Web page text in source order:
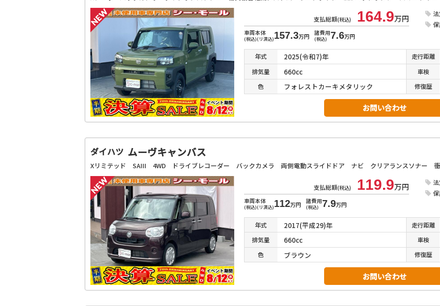
支払総額(税込) 164.9万円
車両本体
(税込)(リ済込)157.3万円 諸費用
(税込) 7.6万円
年式 2025(令和7)年 走行距離
排気量 660cc
車検
色
フォレストカーキメタリック 修復歴
お問い合わせ
ダイハツ ムーヴキャンバス
支払総額(税込) 119.9万円
車両本体
(税込)(リ済込)112万円 諸費用
(税込) 7.9万円
年式 2017(平成29)年 走行距離
排気量 660cc
車検
色
ブラウン 修復歴
お問い合わせ